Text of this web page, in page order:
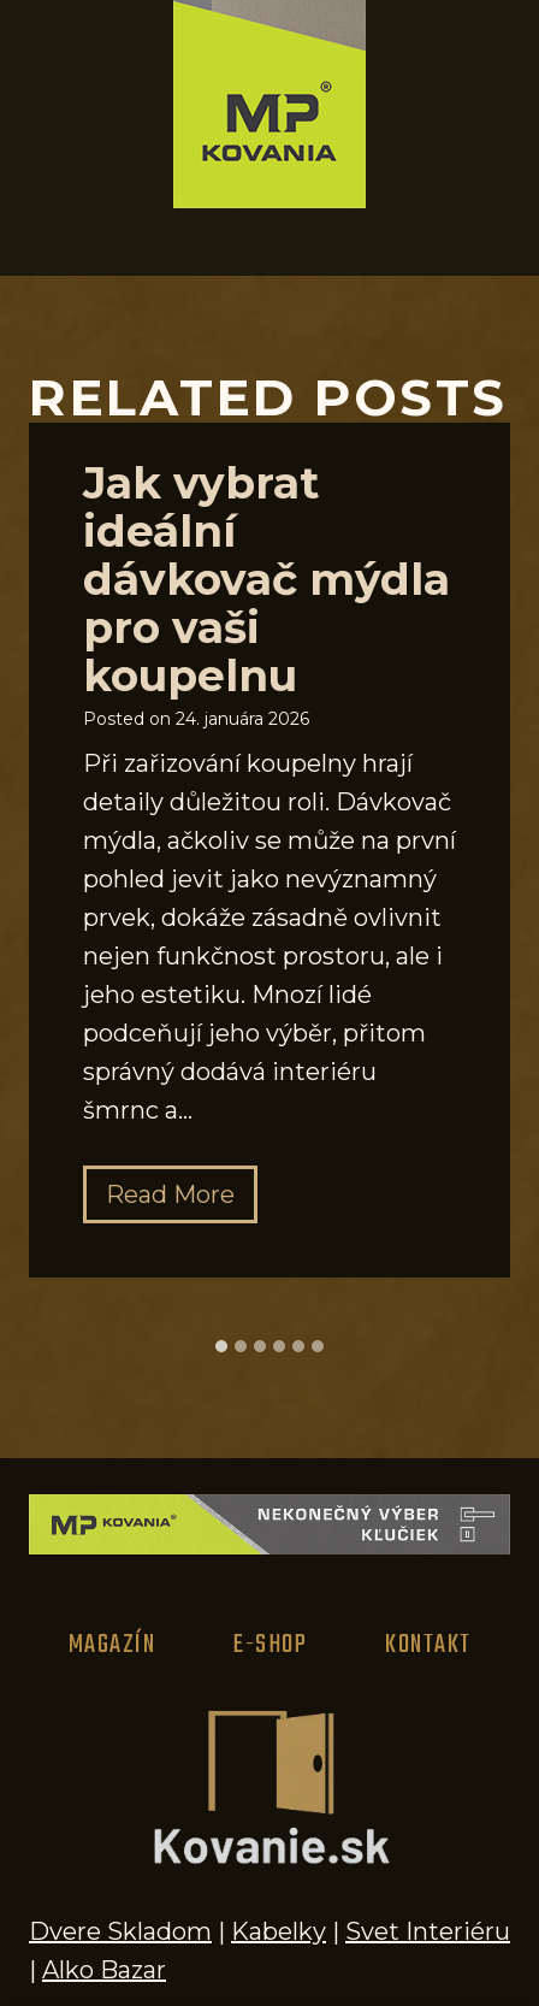
RELATED POSTS
Jak vybrat
ideální
dávkovač mýdla
pro vaši
koupelnu
Posted on 24. januára 2026
Při zařizování koupelny hrají
detaily důležitou roli. Dávkovač
mýdla, ačkoliv se může na první
pohled jevit jako nevýznamný
prvek, dokáže zásadně ovlivnit
nejen funkčnost prostoru, ale i
jeho estetiku. Mnozí lidé
podceňují jeho výběr, přitom
správný dodává interiéru
šmrnc a…
Read More
a
k
y
a
t
i
á
á
k
MAGAZÍN E-SHOP KONTAKT
Dvere Skladom | Kabelky | Svet Interiéru
| Alko Bazar